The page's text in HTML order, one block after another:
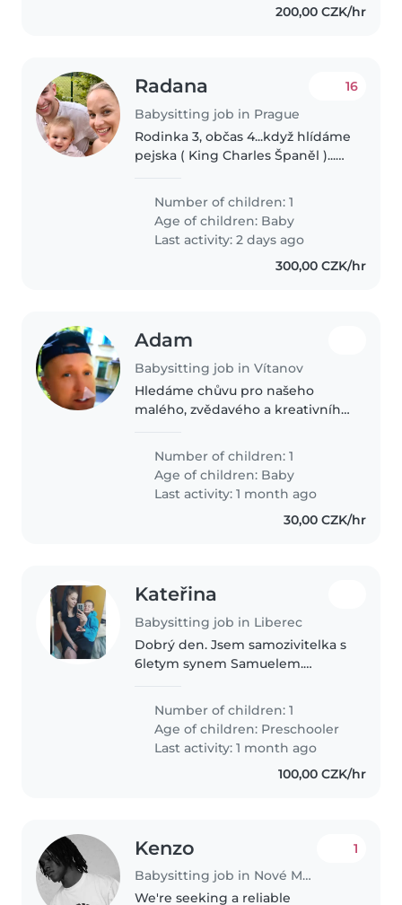
200,00 CZK/hr
Radana
Babysitting job in Prague
16
Rodinka 3, občas 4...když hlídáme
pejska ( King Charles Španěl )...
ale co máme Vojtíka, tak jedeme
na super power. Oba se snažíme
pracovat, ale zároveň..
Number of children: 1
Age of children: Baby
Last activity: 2 days ago
300,00 CZK/hr
Adam
Babysitting job in Vítanov
Hledáme chůvu pro našeho
malého, zvědavého a kreativního
takže byste měli být s nimi
zvyklí. Naše rodina by ráda měla
někoho, kdo je zkušený s ADHD...
Number of children: 1
Age of children: Baby
Last activity: 1 month ago
30,00 CZK/hr
Kateřina
Babysitting job in Liberec
Dobrý den. Jsem samozivitelka s
6letym synem Samuelem.
Potřebovala bych hlídání brzo
ráno na 4:30 abych mohla vyrážet
v 5 do..
Number of children: 1
Age of children: Preschooler
Last activity: 1 month ago
100,00 CZK/hr
Kenzo
Babysitting job in Nové Město
1
We're seeking a reliable